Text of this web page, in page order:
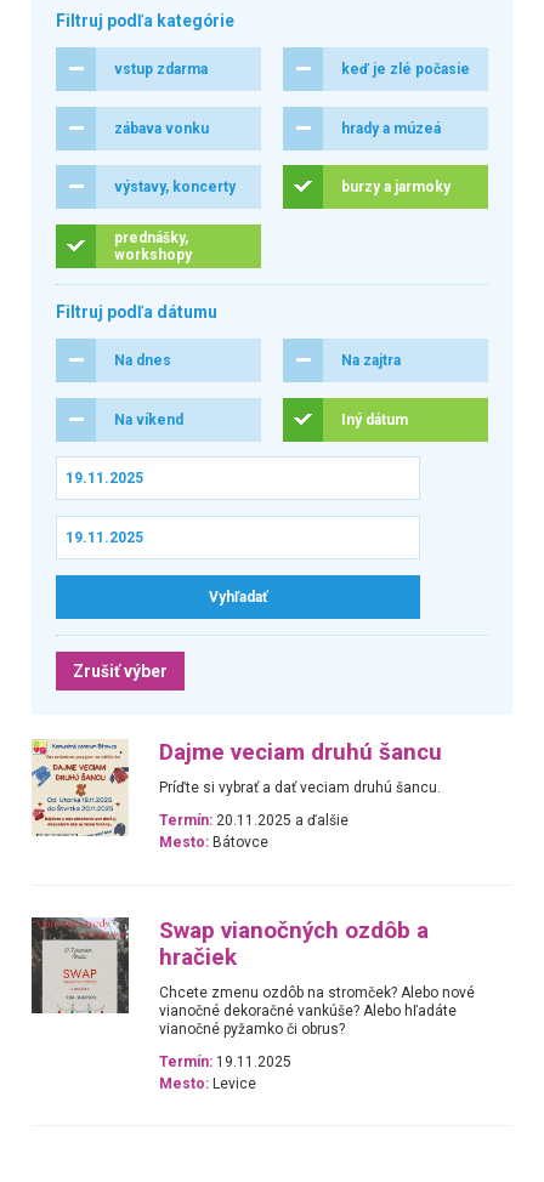
Filtruj podľa kategórie
vstup zdarma keď je zlé počasie
zábava vonku hrady a múzeá
výstavy, koncerty burzy a jarmoky
prednášky,
workshopy
Filtruj podľa dátumu
Na dnes Na zajtra
Na víkend Iný dátum
Zrušiť výber
Dajme veciam druhú šancu
Príďte si vybrať a dať veciam druhú šancu.
Termín: 20.11.2025 a ďalšie
Mesto: Bátovce
Swap vianočných ozdôb a
hračiek
Chcete zmenu ozdôb na stromček? Alebo nové
vianočné dekoračné vankúše? Alebo hľadáte
vianočné pyžamko či obrus?
Termín: 19.11.2025
Mesto: Levice